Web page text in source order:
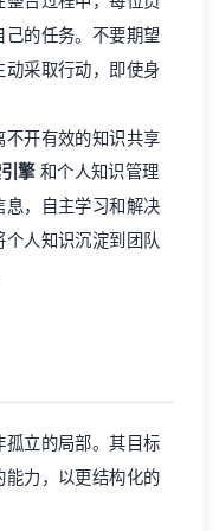
的任务。不要期望
采取行动，即使身
开有效的知识共享
擎和个人知识管理
，自主学习和解决
人知识沉淀到团队
立的局部。其目标
力，以更结构化的